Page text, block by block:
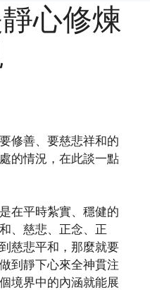
心修煉
修善、要慈悲祥和的
的情況，在此談一點
在平時紮實、穩健的
、慈悲、正念、正
慈悲平和，那麼就要
到靜下心來全神貫注
境界中的內涵就能展